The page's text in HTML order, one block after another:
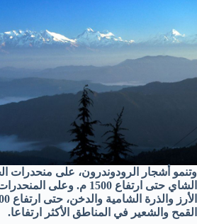
وتنمو أشجار الرودوندرون، على منحدرات
الشاي حتى ارتفاع 1500 م. وعلى
القمح والشعير في المناطق الأكثر ارتفاعا.